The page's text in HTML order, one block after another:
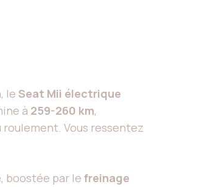
, le Seat Mii électrique
à 259-260 km,
Vous ressentez
boostée par le freinage